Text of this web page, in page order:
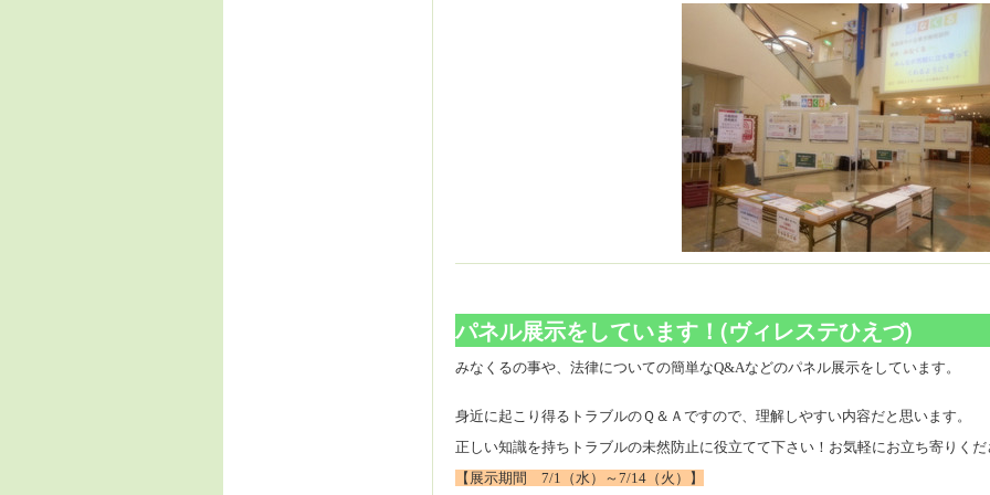
パネル展示をしています！(ヴィレステひえづ)
みなくるの事や、法律についての簡単なQ&Aなどのパネル展示をしています。
身近に起こり得るトラブルのＱ＆Ａですので、理解しやすい内容だと思います。
正しい知識を持ちトラブルの未然防止に役立てて下さい！お気軽にお立ち寄りくだ
【展示期間 7/1（水）～7/14（火）】